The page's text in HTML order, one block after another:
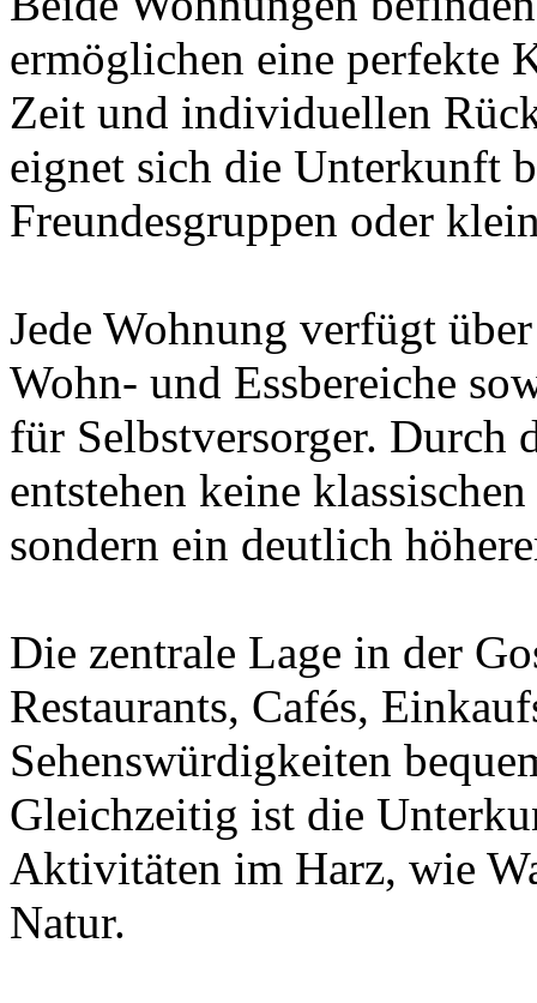
ermöglichen eine perfekte
Zeit und individuellen
eignet sich die Unterkunft
Freundesgruppen oder
Jede Wohnung verfügt
Wohn- und Essbereiche
für Selbstversorger.
entstehen keine
sondern ein deutlich
Die zentrale Lage in der
Restaurants, Cafés,
Sehenswürdigkeiten
Gleichzeitig ist die
Aktivitäten im Harz, wie
Natur.